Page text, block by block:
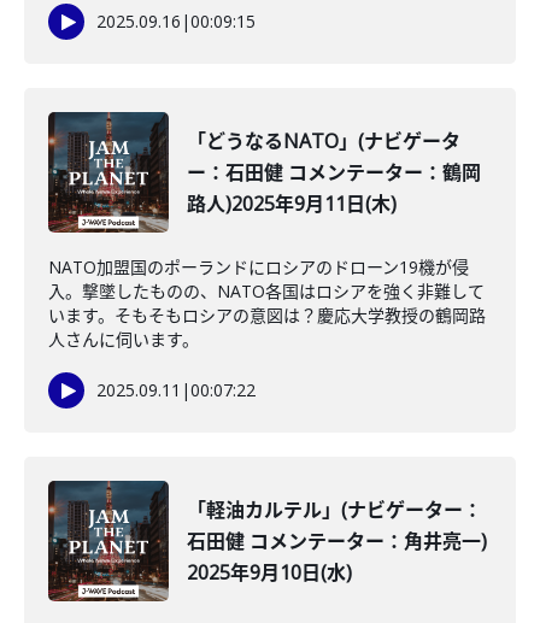
2025.09.16 |00:09:15
「どうなるNATO」(ナビゲータ
ー：石田健 コメンテーター：鶴岡
路人)2025年9月11日(木)
NATO加盟国のポーランドにロシアのドローン19機が侵
入。撃墜したものの、NATO各国はロシアを強く非難して
います。そもそもロシアの意図は？慶応大学教授の鶴岡路
人さんに伺います。
2025.09.11 |00:07:22
「軽油カルテル」(ナビゲーター：
石田健 コメンテーター：角井亮一)
2025年9月10日(水)